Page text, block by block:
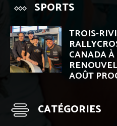
SPORTS
TROIS-
CANADA
AOÛT
CATÉGORIES